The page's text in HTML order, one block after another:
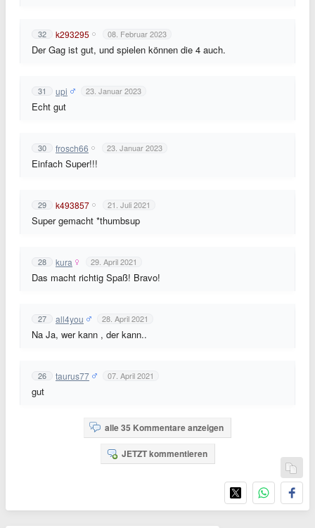
32 k293295 08. Februar 2023
Der Gag ist gut, und spielen können die 4 auch.
31 upi 23. Januar 2023
Echt gut
30 frosch66 23. Januar 2023
Einfach Super!!!
29 k493857 21. Juli 2021
Super gemacht *thumbsup
28 kura 29. April 2021
Das macht richtig Spaß! Bravo!
27 all4you 28. April 2021
Na Ja, wer kann , der kann..
26 taurus77 07. April 2021
gut
alle 35 Kommentare anzeigen
JETZT kommentieren